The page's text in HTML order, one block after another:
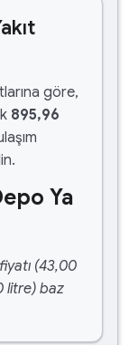
göre,
895,96
Ya
(43,00
litre) baz